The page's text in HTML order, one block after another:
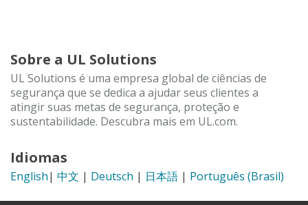
Sobre a UL Solutions
UL Solutions é uma empresa global de ciências de
segurança que se dedica a ajudar seus clientes a
atingir suas metas de segurança, proteção e
sustentabilidade. Descubra mais em UL.com.
Idiomas
English| 中文 | Deutsch | 日本語 | Português (Brasil)